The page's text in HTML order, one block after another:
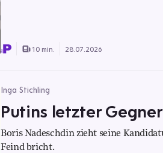
10 min. 28.07.2026
Inga Stichling
Putins letzter
Boris Nadeschdin zieht seine
Feind bricht.